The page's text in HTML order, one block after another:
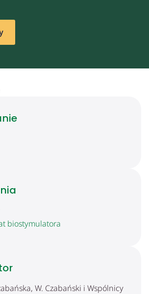
biostymulatora
W. Czabański i Wspólnicy